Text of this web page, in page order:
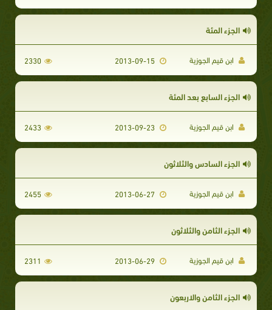
الجزء المئة
ابن قيم الجوزية 2330
الجزء السابع بعد المئة
ابن قيم الجوزية 2433
الجزء السادس والثلاثون
ابن قيم الجوزية 2455
الجزء الثامن والثلاثون
ابن قيم الجوزية 2311
الجزء الثامن والاربعون